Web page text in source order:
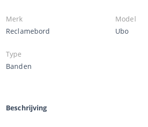
Merk
Reclamebord
Model
Ubo
Type
Banden
Beschrijving